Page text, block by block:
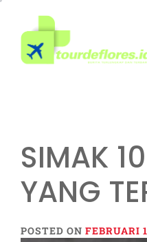
content
SIMAK
YANG
POSTED ON FEBRUARI